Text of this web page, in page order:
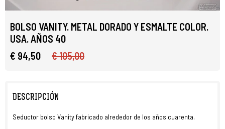
BOLSO VANITY. METAL DORADO Y ESMALTE COLOR.
USA. AÑOS 40
€ 94,50
€ 105,00
DESCRIPCIÓN
Seductor bolso Vanity fabricado alrededor de los años cuarenta.